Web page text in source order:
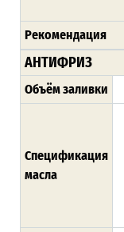
Рекомендация
АНТИФРИЗ
Объём заливки
Спецификация
масла